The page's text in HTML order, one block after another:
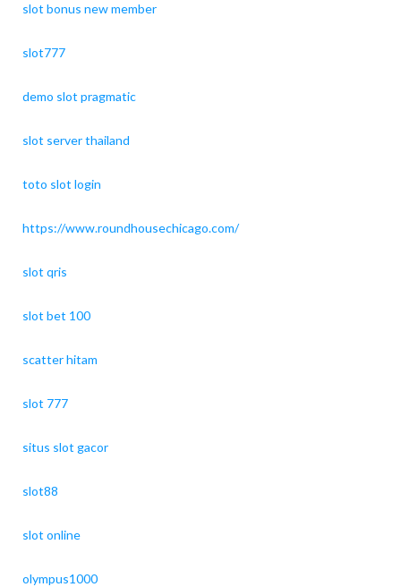
slot bonus new member
slot777
demo slot pragmatic
slot server thailand
toto slot login
https://www.roundhousechicago.com/
slot qris
slot bet 100
scatter hitam
slot 777
situs slot gacor
slot88
slot online
olympus1000